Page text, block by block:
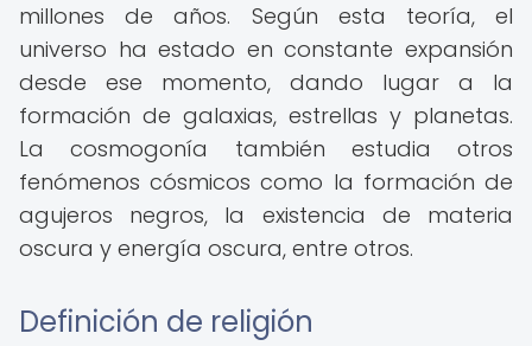
millones de años. Según esta teoría, el
universo ha estado en constante expansión
desde ese momento, dando lugar a la
formación de galaxias, estrellas y planetas.
La cosmogonía también estudia otros
fenómenos cósmicos como la formación de
agujeros negros, la existencia de materia
oscura y energía oscura, entre otros.
Definición de religión